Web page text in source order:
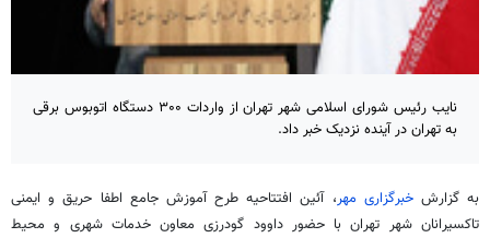
نایب رئیس شورای اسلامی شهر تهران از واردات ۳۰۰ دستگاه اتوبوس برقی
به تهران در آینده نزدیک خبر داد.
به گزارش خبرگزاری مهر، آئین افتتاحیه طرح آموزش جامع اطفا حریق و ایمنی
تاکسیرانان شهر تهران با حضور داوود گودرزی معاون خدمات شهری و محیط